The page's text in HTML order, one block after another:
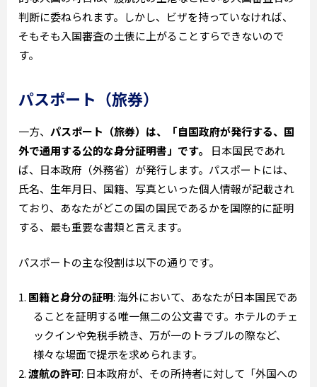
判断に委ねられます。しかし、ビザを持っていなければ、
そもそも入国審査の土俵に上がることすらできないので
す。
パスポート（旅券）
一方、 パスポート（旅券）は、「自国政府が発行する、国
外で通用する公的な身分証明書」です。
日本国民であれ
ば、日本政府（外務省）が発行します。パスポートには、
氏名、生年月日、国籍、写真といった個人情報が記載され
ており、あなたがどこの国の国民であるかを国際的に証明
する、最も重要な書類と言えます。
パスポートの主な役割は以下の通りです。
国籍と身分の証明: 海外において、あなたが日本国民であ
ることを証明する唯一無二の公文書です。ホテルのチェ
ックインや免税手続き、万が一のトラブルの際など、
様々な場面で提示を求められます。
渡航の許可: 日本政府が、その所持者に対して「外国への